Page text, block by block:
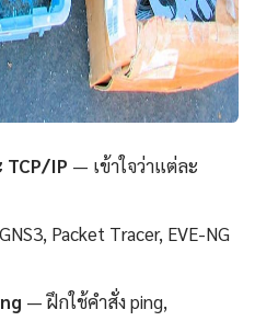
TCP/IP — เข้าใจว่าแต่ละ
Packet Tracer, EVE-NG
— ฝึกใช้คำสั่ง ping,